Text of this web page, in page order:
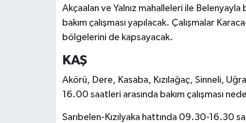
Akçaalan ve Yalnız mahalleleri ile
bakım çalışması yapılacak. Çalışmalar
bölgelerini de kapsayacak.
KAŞ
Akörü, Dere, Kasaba, Kızılağaç, Sinneli,
16.00 saatleri arasında bakım çalışması
Sarıbelen-Kızılyaka hattında 09.30-16.30